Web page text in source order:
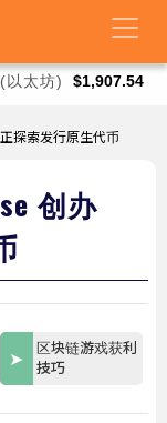
(以太坊) $1,907.54
探索发行原生代币
创办
区块链游戏获利
技巧